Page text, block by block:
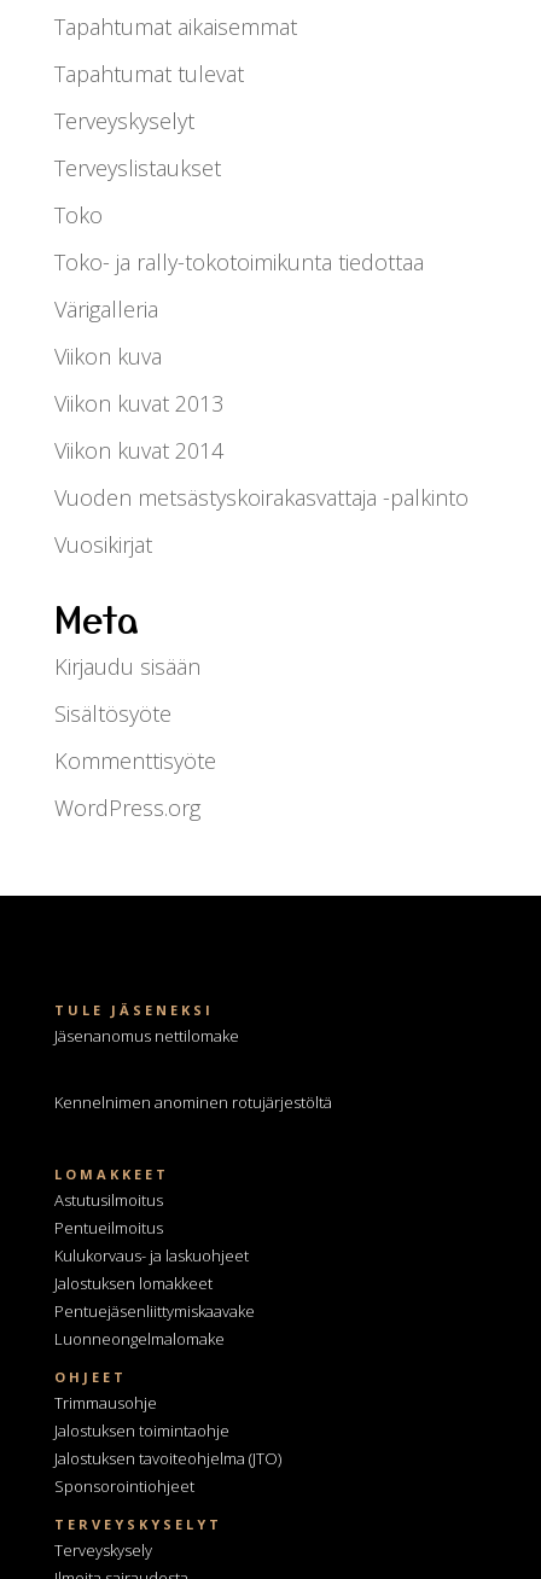
Tapahtumat aikaisemmat
Tapahtumat tulevat
Terveyskyselyt
Terveyslistaukset
Toko
Toko- ja rally-tokotoimikunta tiedottaa
Värigalleria
Viikon kuva
Viikon kuvat 2013
Viikon kuvat 2014
Vuoden metsästyskoirakasvattaja -palkinto
Vuosikirjat
Meta
Kirjaudu sisään
Sisältösyöte
Kommenttisyöte
WordPress.org
TULE JÄSENEKSI
Jäsenanomus nettilomake
Kennelnimen anominen rotujärjestöltä
LOMAKKEET
Astutusilmoitus
Pentueilmoitus
Kulukorvaus- ja laskuohjeet
Jalostuksen lomakkeet
Pentuejäsenliittymiskaavake
Luonneongelmalomake
OHJEET
Trimmausohje
Jalostuksen toimintaohje
Jalostuksen tavoiteohjelma (JTO)
Sponsorointiohjeet
TERVEYSKYSELYT
Terveyskysely